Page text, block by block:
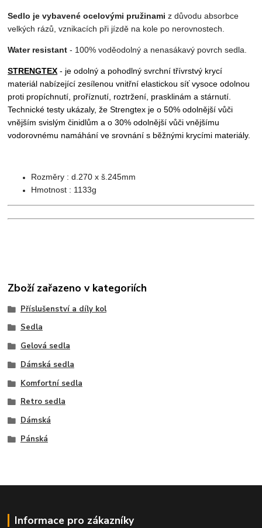
Sedlo je vybavené ocelovými pružinamiz důvodu absorbce
velkých rázů, vznikacích při jízdě na kole po nerovnostech.
Water resistant- 100% voděodolný a nenasákavý povrch sedla.
STRENGTEX - je odolný a pohodlný svrchní třívrstvý krycí
materiál nabízející zesílenou vnitřní elastickou síť vysoce odolnou
proti propíchnutí, proříznutí, roztržení, prasklinám a stárnutí.
Technické testy ukázaly, že Strengtex je o 50% odolnější vůči
vnějším svislým činidlům a o 30% odolnější vůči vnějšímu
vodorovnému namáhání ve srovnání s běžnými krycími materiály.
Rozměry : d.270 x š.245mm
Hmotnost : 1133g
Zboží zařazeno v kategoriích
Příslušenství a díly kol
Sedla
Gelová sedla
Dámská sedla
Komfortní sedla
Retro sedla
Dámská
Pánská
Informace pro zákazníky